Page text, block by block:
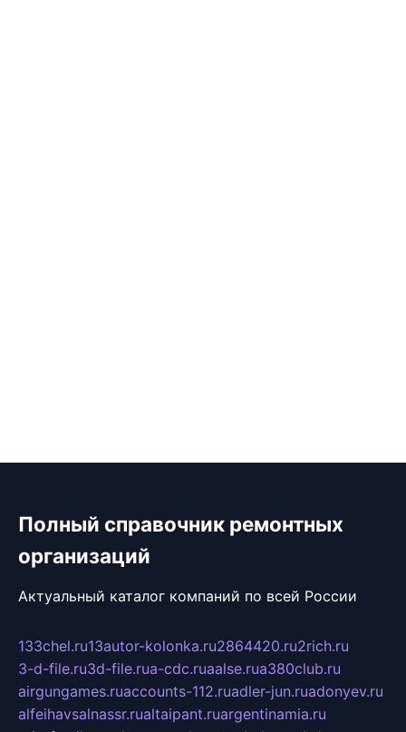
Полный справочник ремонтных
организаций
Актуальный каталог компаний по всей России
133chel.ru13autor-kolonka.ru2864420.ru2rich.ru
3-d-file.ru3d-file.rua-cdc.ruaalse.rua380club.ru
airgungames.ruaccounts-112.ruadler-jun.ruadonyev.ru
alfeihavsalnassr.rualtaipant.ruargentinamia.ru